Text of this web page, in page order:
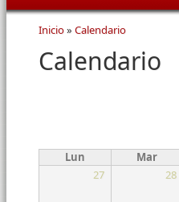
Se encuentra
Inicio» Calendario
Calendario
Lun Mar
27
28